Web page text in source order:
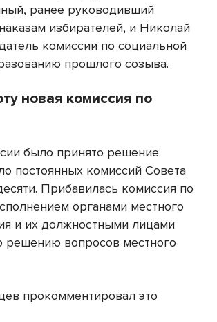
ранее руководивший
избирателей, и Николай
комиссии по социальной
прошлого созыва.
новая комиссия по
было принято решение
постоянных комиссий Совета
Прибавилась комиссия по
органами местного
и их должностными лицами
решению вопросов местного
прокомментировал это